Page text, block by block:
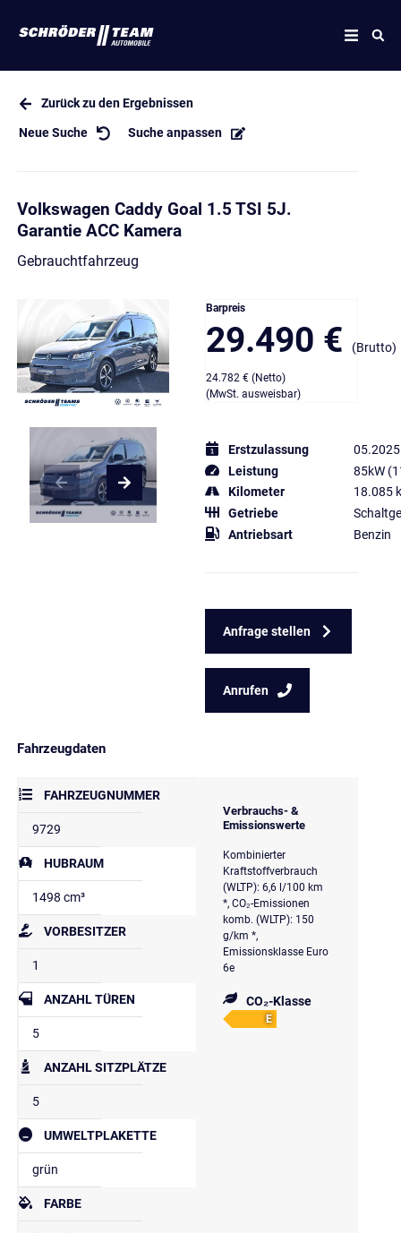
Zurück zu den Ergebnissen
Neue Suche Suche anpassen
Volkswagen Caddy Goal 1.5 TSI 5J.
Garantie ACC Kamera
Gebrauchtfahrzeug
Barpreis
29.490 € (Brutto)
24.782 € (Netto)
(MwSt. ausweisbar)
Erstzulassung
05.2025
Leistung
85kW
Kilometer
18.085
Getriebe
Antriebsart
Benzin
Anfrage stellen
Anrufen
Fahrzeugdaten
FAHRZEUGNUMMER
9729
HUBRAUM
1498 cm³
VORBESITZER
1
ANZAHL TÜREN
5
ANZAHL SITZPLÄTZE
5
UMWELTPLAKETTE
grün
FARBE
Verbrauchs- &
Emissionswerte
Kombinierter
Kraftstoffverbrauch
(WLTP): 6,6 l/100 km
*, CO₂-Emissionen
komb. (WLTP): 150
g/km *,
Emissionsklasse Euro
6e
CO₂-Klasse
E